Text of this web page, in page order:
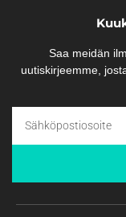
Saa meidän
uutiskirjeemme,